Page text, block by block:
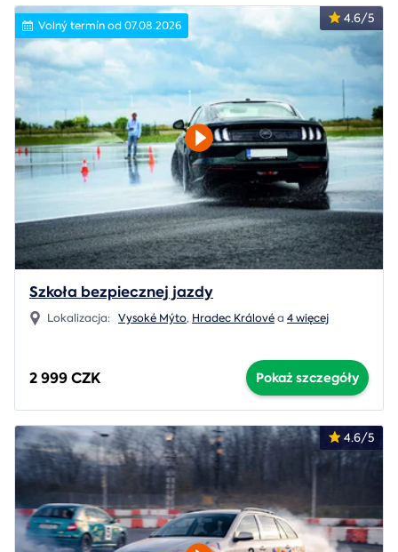
4.6/5
Volný termín od 07.08.2026
Szkoła bezpiecznej jazdy
Lokalizacja: Vysoké Mýto, Hradec Královéa 4 więcej
2 999 CZK Pokaż szczegóły
4.6/5